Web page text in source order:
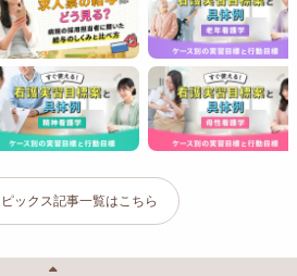
ックス記事一覧はこちら